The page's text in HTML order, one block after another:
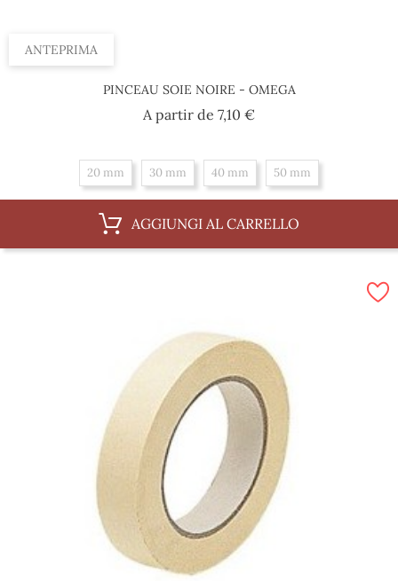
ANTEPRIMA
PINCEAU SOIE NOIRE - OMEGA
A partir de 7,10 €Prezzo
20 mm 30 mm 40 mm 50 mm
AGGIUNGI AL CARRELLO